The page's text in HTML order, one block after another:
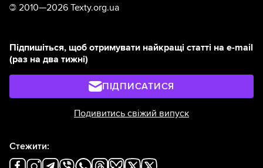
© 2010—2026 Texty.org.ua
Підпишіться, щоб отримувати найкращі статті на e-mail
(раз на два тижні)
ПІДПИСАТИСЯ
Подивитись свіжий випуск
Стежити: